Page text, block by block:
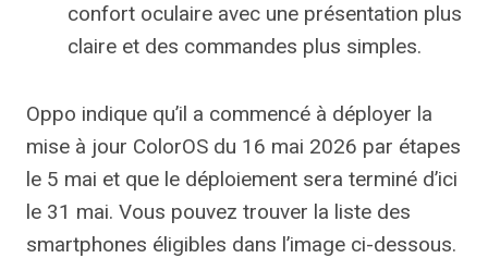
confort oculaire avec une présentation plus
claire et des commandes plus simples.
Oppo indique qu’il a commencé à déployer la
mise à jour ColorOS du 16 mai 2026 par étapes
le 5 mai et que le déploiement sera terminé d’ici
le 31 mai. Vous pouvez trouver la liste des
smartphones éligibles dans l’image ci-dessous.